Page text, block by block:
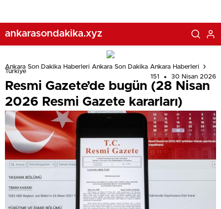
ankarasondakika.xyz
Ankara Son Dakika Haberleri Ankara Son Dakika Ankara Haberleri
Türkiye
151
30 Nisan 2026
Resmi Gazete’de bugün (28 Nisan
2026 Resmi Gazete kararları)